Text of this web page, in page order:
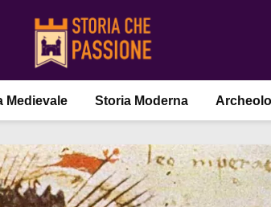
Medievale Storia Moderna